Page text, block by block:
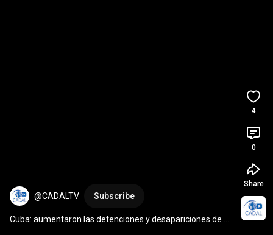
@CADALTV Subscribe
Cuba: aumentaron las detenciones y desapariciones de
4
0
Share